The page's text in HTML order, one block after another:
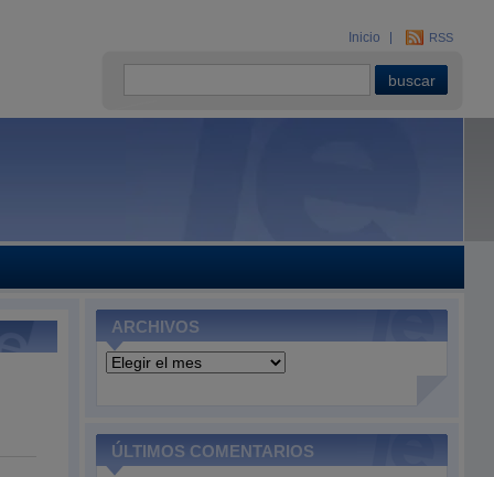
Inicio RSS
ARCHIVOS
Archivos
ÚLTIMOS COMENTARIOS